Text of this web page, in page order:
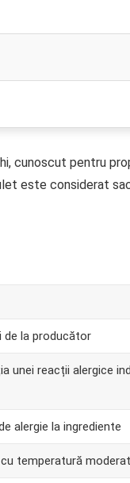
cunoscut pentru
este considerat
de la producător
unei reacții alergice
alergie la ingrediente
temperatură